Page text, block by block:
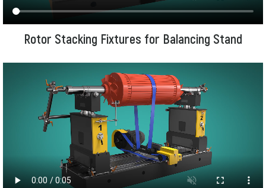
Rotor Stacking Fixtures for Balancing Stand